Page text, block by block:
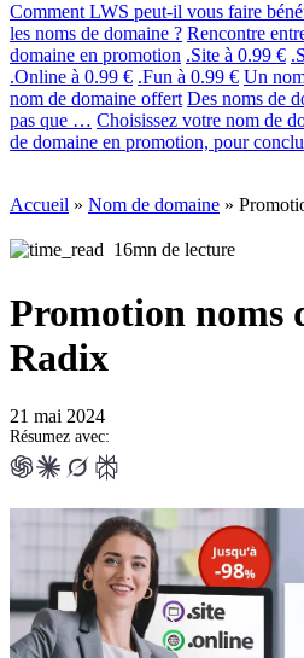
Comment LWS peut-il vous faire
les noms de domaine ? Rencontre
domaine en promotion .Site à 0.99 €
.Online à 0.99 € .Fun à 0.99 € Un
nom de domaine offert Des noms de
pas que … Choisissez votre nom de
de domaine en promotion, pour
Accueil » Nom de domaine »
16mn de lecture
Promotion noms
Radix
21 mai 2024
Résumez avec: